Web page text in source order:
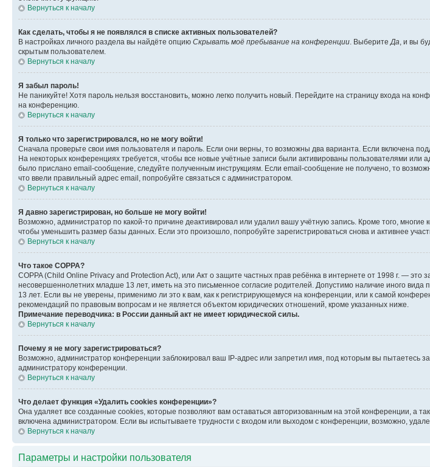
Вернуться к началу
Как сделать, чтобы я не появлялся в списке активных пользователей?
В настройках личного раздела вы найдёте опцию Скрывать моё пребывание на конференции . Выберите Да , и вы
скрытым пользователем.
Вернуться к началу
Я забыл пароль!
Не паникуйте! Хотя пароль нельзя восстановить, можно легко получить новый. Перейдите на страницу входа на
на конференцию.
Вернуться к началу
Я только что зарегистрировался, но не могу войти!
Сначала проверьте свои имя пользователя и пароль. Если они верны, то возможны два варианта. Если включена
На некоторых конференциях требуется, чтобы все новые учётные записи были активированы пользователями
было прислано email-сообщение, следуйте полученным инструкциям. Если email-сообщение не получено, то
что ввели правильный адрес email, попробуйте связаться с администратором.
Вернуться к началу
Я давно зарегистрирован, но больше не могу войти!
Возможно, администратор по какой-то причине деактивировал или удалил вашу учётную запись. Кроме того,
чтобы уменьшить размер базы данных. Если это произошло, попробуйте зарегистрироваться снова и активнее
Вернуться к началу
Что такое COPPA?
COPPA (Child Online Privacy and Protection Act), или Акт о защите частных прав ребёнка в интернете от 1998 г. —
несовершеннолетних младше 13 лет, иметь на это письменное согласие родителей. Допустимо наличие иного
13 лет. Если вы не уверены, применимо ли это к вам, как к регистрирующемуся на конференции, или к самой
рекомендаций по правовым вопросам и не является объектом юридических отношений, кроме указанных ниже.
Примечание переводчика: в России данный акт не имеет юридической силы.
Вернуться к началу
Почему я не могу зарегистрироваться?
Возможно, администратор конференции заблокировал ваш IP-адрес или запретил имя, под которым вы пытаетесь
администратору конференции.
Вернуться к началу
Что делает функция «Удалить cookies конференции»?
Она удаляет все созданные cookies, которые позволяют вам оставаться авторизованным на этой конференции, а
включена администратором. Если вы испытываете трудности с входом или выходом с конференции, возможно,
Вернуться к началу
Параметры и настройки пользователя